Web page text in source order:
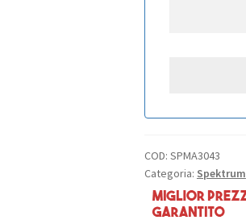
COD: SPMA3043
Categoria: Spektrum